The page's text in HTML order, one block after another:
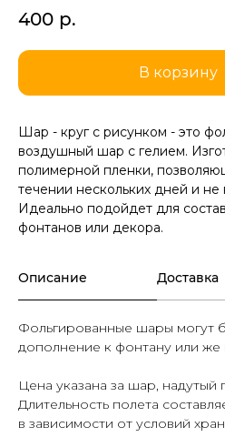
400 р.
В корзину
Шар - круг с рисунком - это
воздушный шар с гелием.
полимерной пленки,
течении нескольких дней и
Идеально подойдет для
фонтанов или декора.
Описание Доставка
Фольгированные шары могут
дополнение к фонтану или же
Цена указана за шар, надутый
Длительность полета
в зависимости от условий